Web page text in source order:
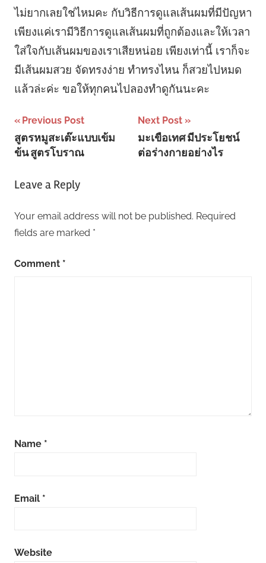
ไม่ยากเลยใช่ไหมคะ กับวิธีการดูแลเส้นผมที่มีปัญหา
เพียงแค่เรามีวิธีการดูแลเส้นผมที่ถูกต้องและให้เวลา
ใส่ใจกับเส้นผมของเราเสียหน่อย เพียงเท่านี้ เราก็จะ
มีเส้นผมสวย จัดทรงง่าย ทำทรงไหน ก็สวยไปหมด
แล้วล่ะค่ะ ขอให้ทุกคนไปลองทำดูกันนะคะ
Post
navigation
Previous Post
สูตรหมูสะเต๊ะแบบเข้ม
ข้น สูตรโบราณ
Next Post
มะเขือเทศ มีประโยชน์
ต่อร่างกายอย่างไร
Leave a Reply
Your email address will not be published. Required
fields are marked *
Comment *
Name *
Email *
Website